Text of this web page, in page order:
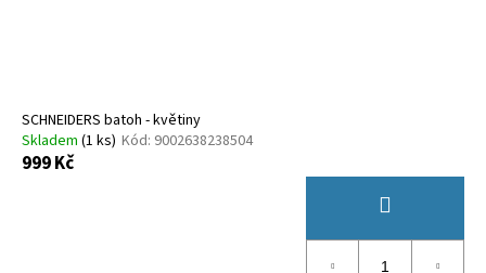
SCHNEIDERS batoh - květiny
Skladem (1 ks) Kód: 9002638238504
999 Kč